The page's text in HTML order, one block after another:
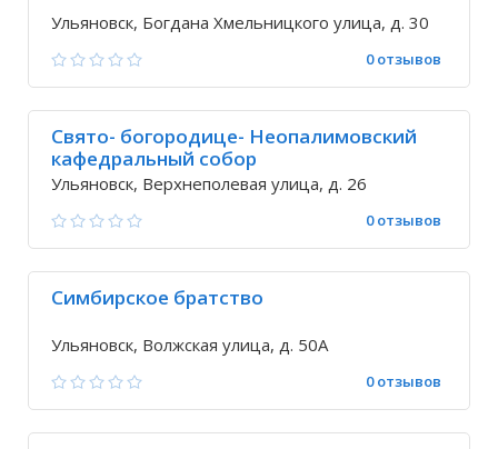
Ульяновск, Богдана Хмельницкого улица, д. 30
0 отзывов
Свято- богородице- Неопалимовский
кафедральный собор
Ульяновск, Верхнеполевая улица, д. 26
0 отзывов
Симбирское братство
Ульяновск, Волжская улица, д. 50А
0 отзывов